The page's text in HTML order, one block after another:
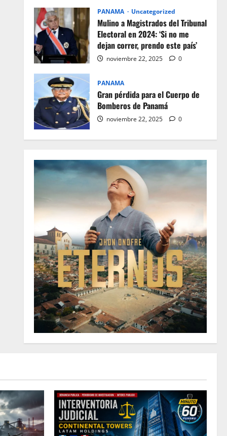
PANAMA Uncategorized
Mulino a Magistrados del Tribunal
Electoral en 2024: ‘Si no me
dejan correr, prendo este país’
noviembre 22, 2025 0
PANAMA
Gran pérdida para el Cuerpo de
Bomberos de Panamá
noviembre 22, 2025 0